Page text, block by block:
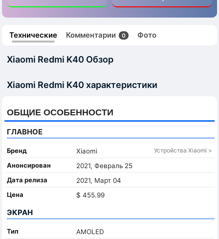
Технические Комментарии 0 Фото
Xiaomi Redmi K40 Обзор
Xiaomi Redmi K40 характеристики
ОБЩИЕ ОСОБЕННОСТИ
ГЛАВНОЕ
Бренд Xiaomi Устройства Xiaomi >
Анонсирован
2021, Февраль 25
Дата релиза
2021, Март 04
Цена
$ 455.99
ЭКРАН
Тип
AMOLED